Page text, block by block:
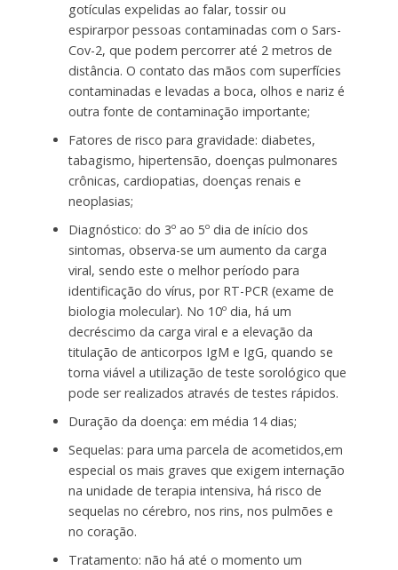
gotículas expelidas ao falar, tossir ou
espirarpor pessoas contaminadas com o Sars-
Cov-2, que podem percorrer até 2 metros de
distância. O contato das mãos com superfícies
contaminadas e levadas a boca, olhos e nariz é
outra fonte de contaminação importante;
Fatores de risco para gravidade: diabetes,
tabagismo, hipertensão, doenças pulmonares
crônicas, cardiopatias, doenças renais e
neoplasias;
Diagnóstico: do 3º ao 5º dia de início dos
sintomas, observa-se um aumento da carga
viral, sendo este o melhor período para
identificação do vírus, por RT-PCR (exame de
biologia molecular). No 10º dia, há um
decréscimo da carga viral e a elevação da
titulação de anticorpos IgM e IgG, quando se
torna viável a utilização de teste sorológico que
pode ser realizados através de testes rápidos.
Duração da doença: em média 14 dias;
Sequelas: para uma parcela de acometidos,em
especial os mais graves que exigem internação
na unidade de terapia intensiva, há risco de
sequelas no cérebro, nos rins, nos pulmões e
no coração.
Tratamento: não há até o momento um